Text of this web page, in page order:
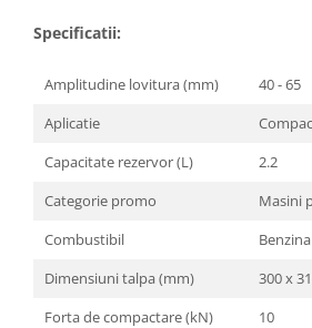
Pompe de stropit
Radiatoare
Semanatoare,Plantatoare
Suflante Frunze
Unelte Gradinarit
Specificatii:
Amplitudine lovitura (mm)
40 - 65
Aplicatie
Capacitate rezervor (L)
2.2
Categorie promo
Masini
Combustibil
Benzina
Dimensiuni talpa (mm)
300 x
Forta de compactare (kN)
10